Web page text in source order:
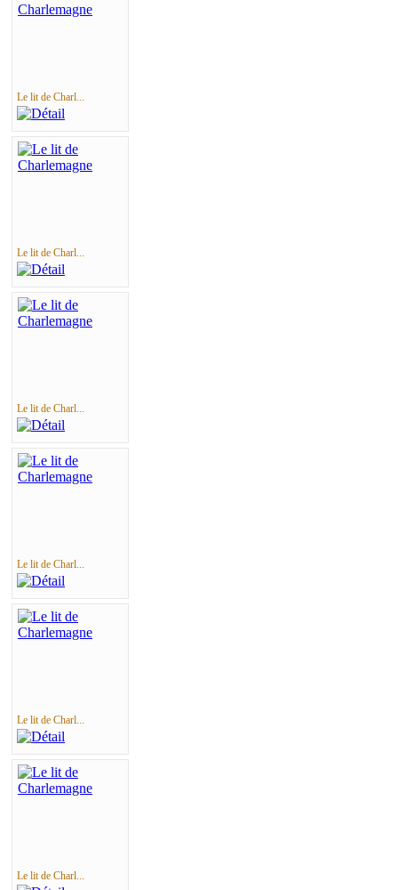
Le lit de Charl...
Le lit de Charl...
Le lit de Charl...
Le lit de Charl...
Le lit de Charl...
Le lit de Charl...